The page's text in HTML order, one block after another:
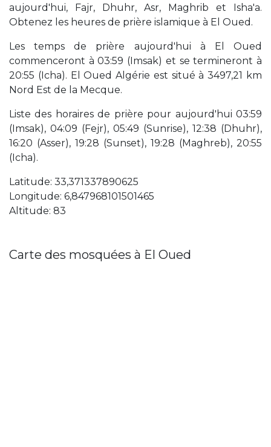
aujourd'hui, Fajr, Dhuhr, Asr, Maghrib et Isha'a.
Obtenez les heures de prière islamique à El Oued.
Les temps de prière aujourd'hui à El Oued
commenceront à 03:59 (Imsak) et se termineront à
20:55 (Icha). El Oued Algérie est situé à 3497,21 km
Nord Est de la Mecque.
Liste des horaires de prière pour aujourd'hui 03:59
(Imsak), 04:09 (Fejr), 05:49 (Sunrise), 12:38 (Dhuhr),
16:20 (Asser), 19:28 (Sunset), 19:28 (Maghreb), 20:55
(Icha).
Latitude: 33,371337890625
Longitude: 6,847968101501465
Altitude: 83
Carte des mosquées à El Oued